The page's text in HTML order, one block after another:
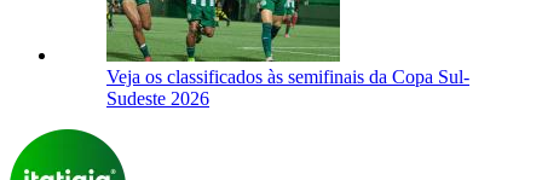
Veja os classificados às semifinais da Copa Sul-
Sudeste 2026